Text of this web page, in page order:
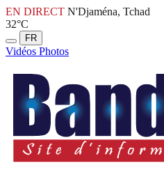
EN DIRECT N'Djaména, Tchad
32°C
FR
Vidéos Photos